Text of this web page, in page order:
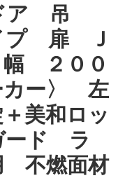
ア 吊
プ 扉 Ｊ
２００
カー〉 左
美和ロッ
ード ラ
不燃面材